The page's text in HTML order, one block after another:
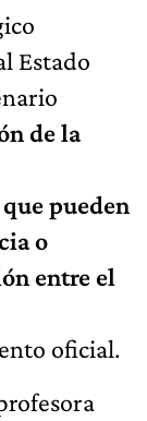
Estado
de la
pueden
o
entre el
oficial.